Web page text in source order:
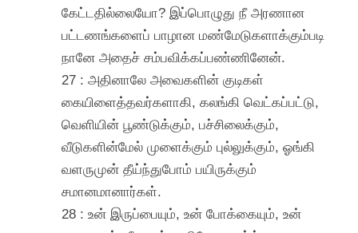
கேட்டதில்லையோ? இப்பொழுது நீ அரணான
பட்டணங்களைப் பாழான மண்மேடுகளாக்கும்படி
நானே அதைச் சம்பவிக்கப்பண்ணினேன்.
27 : அதினாலே அவைகளின் குடிகள்
கையிளைத்தவர்களாகி, கலங்கி வெட்கப்பட்டு,
வெளியின் பூண்டுக்கும், பச்சிலைக்கும்,
வீடுகளின்மேல் முளைக்கும் புல்லுக்கும், ஓங்கி
வளருமுன் தீய்ந்துபோம் பயிருக்கும்
சமானமானார்கள்.
28 : உன் இருப்பையும், உன் போக்கையும், உன்